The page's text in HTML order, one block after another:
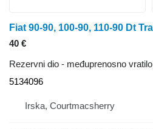
40 €
Rezervni dio - međuprenosno vratilo
5134096
Irska, Courtmacsherry